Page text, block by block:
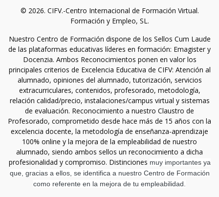
© 2026. CIFV.-Centro Internacional de Formación Virtual.
Formación y Empleo, SL.
Nuestro Centro de Formación dispone de los Sellos Cum Laude
de las plataformas educativas líderes en formación: Emagister y
Docenzia. Ambos Reconocimientos ponen en valor los
principales criterios de Excelencia Educativa de CIFV: Atención al
alumnado, opiniones del alumnado, tutorización, servicios
extracurriculares, contenidos, profesorado, metodología,
relación calidad/precio, instalaciones/campus virtual y sistemas
de evaluación. Reconocimiento a nuestro Claustro de
Profesorado, comprometido desde hace más de 15 años con la
excelencia docente, la metodología de enseñanza-aprendizaje
100% online y la mejora de la empleabilidad de nuestro
alumnado, siendo ambos sellos un reconocimiento a dicha
profesionalidad y compromiso. Distinciones muy importantes ya
que, gracias a ellos, se identifica a nuestro Centro de Formación
como referente en la mejora de tu empleabilidad.